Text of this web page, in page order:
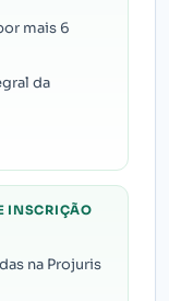
mais 6
da
INSCRIÇÃO
na Projuris